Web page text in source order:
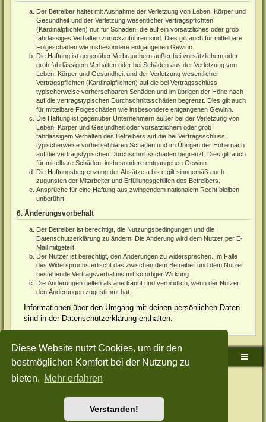
Diese Website nutzt Cookies, um dir den
bestmöglichen Komfort bei der Nutzung zu
bieten. Mehr erfahren
Verstanden!
Der Betreiber haftet mit Ausnahme der Verletzung von Leben, Körper und
Gesundheit und der Verletzung wesentlicher Vertragspflichten
(Kardinalpflichten) nur für Schäden, die auf ein vorsätzliches oder grob
fahrlässiges Verhalten zurückzuführen sind. Dies gilt auch für mittelbare
Folgeschäden wie insbesondere entgangenen Gewinn.
Die Haftung ist gegenüber Verbrauchern außer bei vorsätzlichem oder
grob fahrlässigem Verhalten oder bei Schäden aus der Verletzung von
Leben, Körper und Gesundheit und der Verletzung wesentlicher
Vertragspflichten (Kardinalpflichten) auf die bei Vertragsschluss
typischerweise vorhersehbaren Schäden und im übrigen der Höhe nach
auf die vertragstypischen Durchschnittsschäden begrenzt. Dies gilt auch
für mittelbare Folgeschäden wie insbesondere entgangenen Gewinn.
Die Haftung ist gegenüber Unternehmern außer bei der Verletzung von
Leben, Körper und Gesundheit oder vorsätzlichem oder grob
fahrlässigem Verhalten des Betreibers auf die bei Vertragsschluss
typischerweise vorhersehbaren Schäden und im Übrigen der Höhe nach
auf die vertragstypischen Durchschnittsschäden begrenzt. Dies gilt auch
für mittelbare Schäden, insbesondere entgangenen Gewinn.
Die Haftungsbegrenzung der Absätze a bis c gilt sinngemäß auch
zugunsten der Mitarbeiter und Erfüllungsgehilfen des Betreibers.
Ansprüche für eine Haftung aus zwingendem nationalem Recht bleiben
unberührt.
6. Änderungsvorbehalt
Der Betreiber ist berechtigt, die Nutzungsbedingungen und die
Datenschutzerklärung zu ändern. Die Änderung wird dem Nutzer per E-
Mail mitgeteilt.
Der Nutzer ist berechtigt, den Änderungen zu widersprechen. Im Falle
des Widerspruchs erlischt das zwischen dem Betreiber und dem Nutzer
bestehende Vertragsverhältnis mit sofortiger Wirkung.
Die Änderungen gelten als anerkannt und verbindlich, wenn der Nutzer
den Änderungen zugestimmt hat.
Informationen über den Umgang mit deinen persönlichen Daten
sind in der Datenschutzerklärung enthalten.
Sudden-Strike-Maps.de Hauptseite Foren-Übersicht
Powered byphpBB® Forum Software © phpBB Limited
Style: Green-Style-Split by Joyce&LunaphpBB-Style-Design
Nutzungsbedingungen